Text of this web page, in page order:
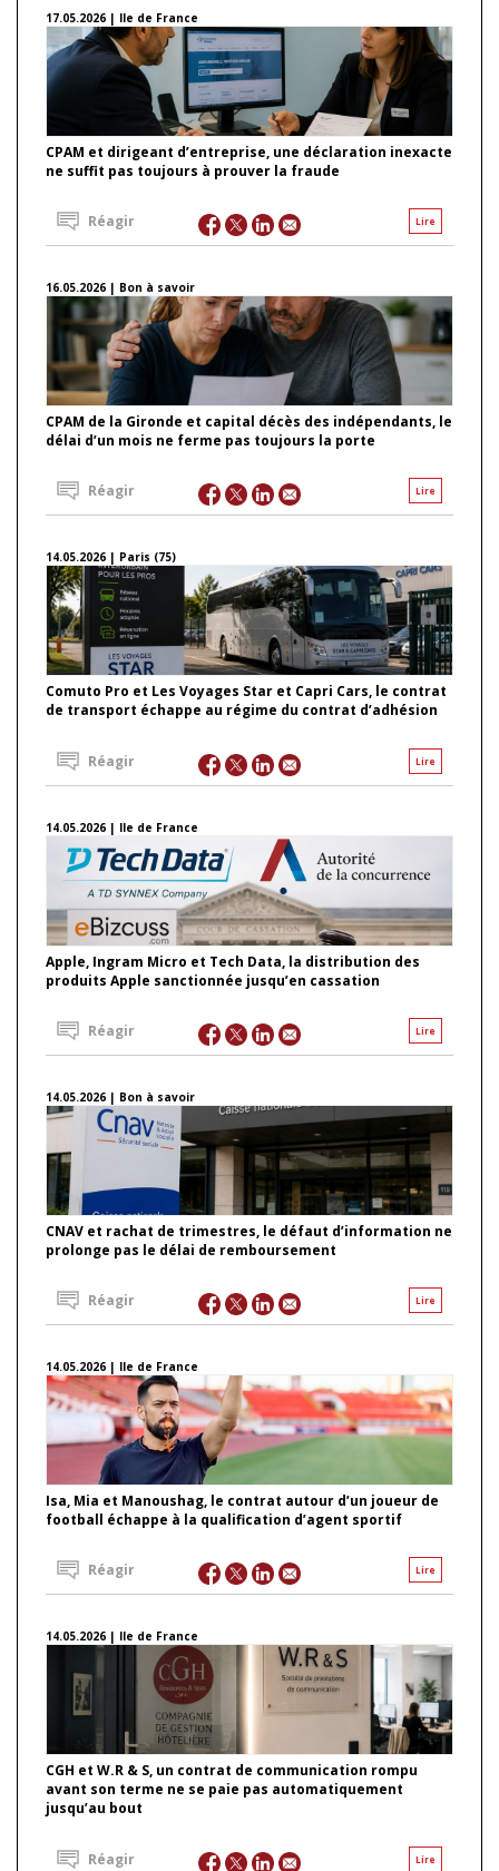
17.05.2026 | Ile de France
CPAM et dirigeant d’entreprise, une déclaration inexacte
ne suffit pas toujours à prouver la fraude
Lire
Réagir
16.05.2026 | Bon à savoir
CPAM de la Gironde et capital décès des indépendants, le
délai d’un mois ne ferme pas toujours la porte
Lire
Réagir
14.05.2026 | Paris (75)
Comuto Pro et Les Voyages Star et Capri Cars, le contrat
de transport échappe au régime du contrat d’adhésion
Lire
Réagir
14.05.2026 | Ile de France
Apple, Ingram Micro et Tech Data, la distribution des
produits Apple sanctionnée jusqu’en cassation
Lire
Réagir
14.05.2026 | Bon à savoir
CNAV et rachat de trimestres, le défaut d’information ne
prolonge pas le délai de remboursement
Lire
Réagir
14.05.2026 | Ile de France
Isa, Mia et Manoushag, le contrat autour d’un joueur de
football échappe à la qualification d’agent sportif
Lire
Réagir
14.05.2026 | Ile de France
CGH et W.R & S, un contrat de communication rompu
avant son terme ne se paie pas automatiquement
jusqu’au bout
Lire
Réagir